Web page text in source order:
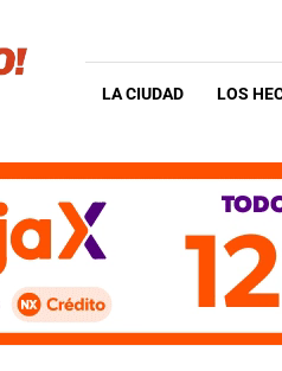
LA CIUDAD LOS